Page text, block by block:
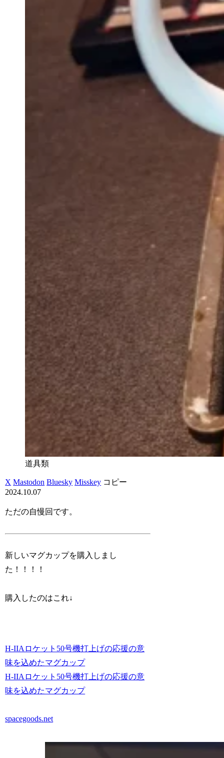
道具類
X Mastodon Bluesky Misskey コピー
2024.10.07
ただの自慢回です。
新しいマグカップを購入しまし
た！！！！
購入したのはこれ↓
H-IIAロケット50号機打上げの応援の意
味を込めたマグカップ
H-IIAロケット50号機打上げの応援の意
味を込めたマグカップ
spacegoods.net